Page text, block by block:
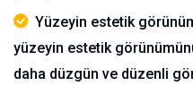
Yüzeyin estetik
yüzeyin estetik
daha düzgün ve düzenli